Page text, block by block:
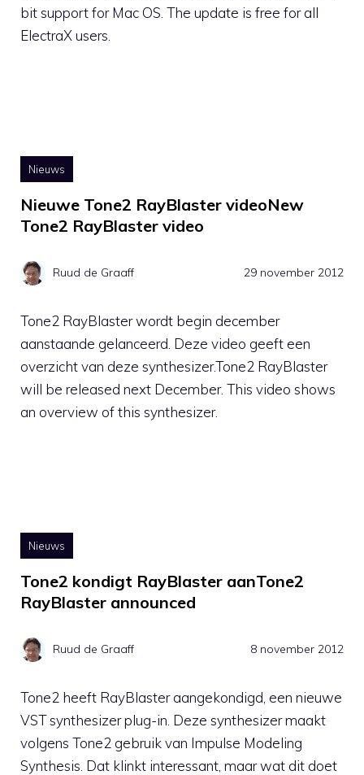
bit support for Mac OS. The update is free for all
ElectraX users.
Nieuws
Nieuwe Tone2 RayBlaster videoNew
Tone2 RayBlaster video
Ruud de Graaff 29 november 2012
Tone2 RayBlaster wordt begin december
aanstaande gelanceerd. Deze video geeft een
overzicht van deze synthesizer.Tone2 RayBlaster
will be released next December. This video shows
an overview of this synthesizer.
Nieuws
Tone2 kondigt RayBlaster aanTone2
RayBlaster announced
Ruud de Graaff 8 november 2012
Tone2 heeft RayBlaster aangekondigd, een nieuwe
VST synthesizer plug-in. Deze synthesizer maakt
volgens Tone2 gebruik van Impulse Modeling
Synthesis. Dat klinkt interessant, maar wat dit doet